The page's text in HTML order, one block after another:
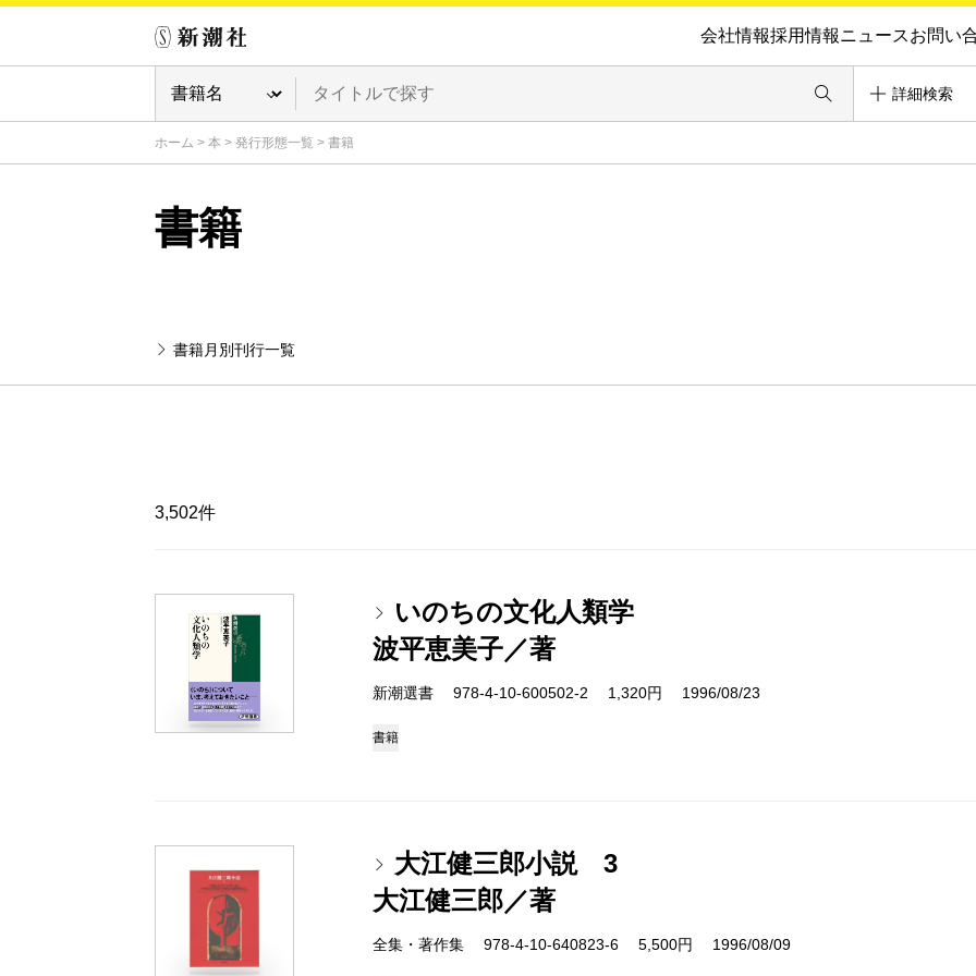
会社情報採用情報ニュースお問い
詳細検索
ホーム > 本 > 発行形態一覧 > 書籍
書籍
書籍月別刊行一覧
3,502件
いのちの文化人類学
波平恵美子／著
新潮選書 978-4-10-600502-2 1,320円 1996/08/23
書籍
大江健三郎小説 3
大江健三郎／著
全集・著作集 978-4-10-640823-6 5,500円 1996/08/09